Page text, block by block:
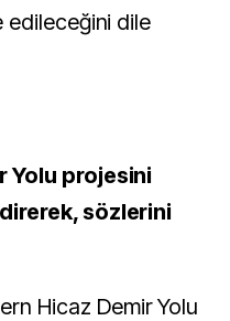
edileceğini dile
Yolu projesini
sözlerini
Hicaz Demir Yolu